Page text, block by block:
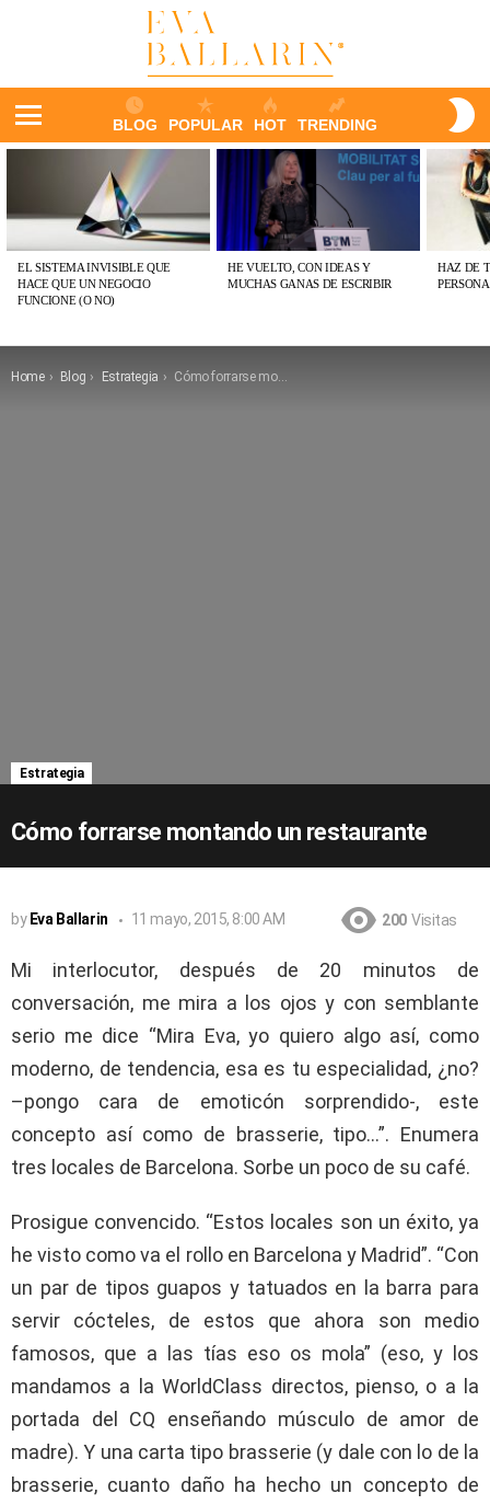
BLOG POPULAR HOT TRENDING
PUBLICACIONES
EL SISTEMA INVISIBLE QUE
HACE QUE UN NEGOCIO
FUNCIONE (O NO)
HE VUELTO, CON IDEAS Y
MUCHAS GANAS DE ESCRIBIR
HAZ DE
You are here:
Home Blog Estrategia Cómo forrarse montando un restaurante
Estrategia
Cómo forrarse montando un restaurante
by Eva Ballarin 11 mayo, 2015, 8:00 AM 200 Visitas
Mi interlocutor, después de 20 minutos de
conversación, me mira a los ojos y con semblante
serio me dice “Mira Eva, yo quiero algo así, como
moderno, de tendencia, esa es tu especialidad, ¿no?
–pongo cara de emoticón sorprendido-, este
concepto así como de brasserie, tipo…”. Enumera
tres locales de Barcelona. Sorbe un poco de su café.
Prosigue convencido. “Estos locales son un éxito, ya
he visto como va el rollo en Barcelona y Madrid”. “Con
un par de tipos guapos y tatuados en la barra para
servir cócteles, de estos que ahora son medio
famosos, que a las tías eso os mola” (eso, y los
mandamos a la WorldClass directos, pienso, o a la
portada del CQ enseñando músculo de amor de
madre). Y una carta tipo brasserie (y dale con lo de la
brasserie, cuanto daño ha hecho un concepto de